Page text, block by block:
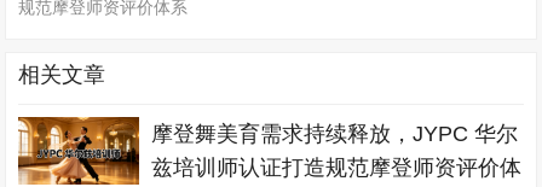
规范摩登师资评价体系
相关文章
摩登舞美育需求持续释放，JYPC 华尔
兹培训师认证打造规范摩登师资评价体